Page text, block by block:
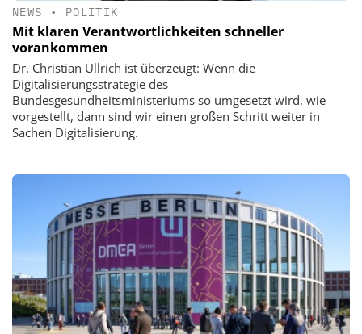
NEWS • POLITIK
Mit klaren Verantwortlichkeiten schneller
vorankommen
Dr. Christian Ullrich ist überzeugt: Wenn die
Digitalisierungsstrategie des
Bundesgesundheitsministeriums so umgesetzt wird, wie
vorgestellt, dann sind wir einen großen Schritt weiter in
Sachen Digitalisierung.